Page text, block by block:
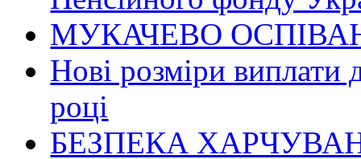
МУКАЧЕВО
Нові розміри виплати
році
БЕЗПЕКА